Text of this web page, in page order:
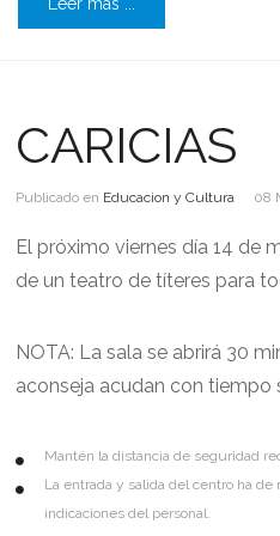
CARICIAS
Publicado en Educacion y Cultura 08
El próximo viernes día 14 de
de un teatro de títeres para
NOTA: La sala se abrirá 30
aconseja acudan con tiempo
Mantén la distancia de seguridad
La entrada y salida del centro ha
indicaciones del personal.